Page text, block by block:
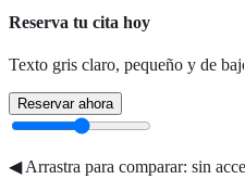
Reserva tu cita hoy
Texto gris claro, pequeño y de
Reservar ahora
◀ Arrastra para comparar: sin